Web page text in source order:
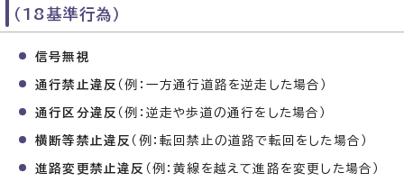
（18基準行為）
信号無視
通行禁止違反 （例：一方通行道路を逆走した場合）
通行区分違反 （例：逆走や歩道の通行をした場合）
横断等禁止違反 （例：転回禁止の道路で転回をした場合）
進路変更禁止違反 （例：黄線を越えて進路を変更した場合）